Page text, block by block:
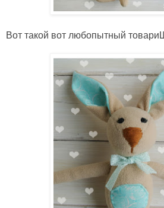
Вот такой вот любопытный товариЩ